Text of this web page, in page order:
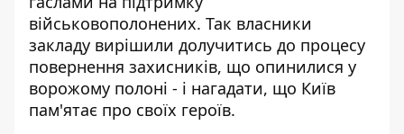
військовополонених. Так власники
закладу вирішили долучитись до процесу
повернення захисників, що опинилися у
ворожому полоні - і нагадати, що Київ
пам'ятає про своїх героїв.